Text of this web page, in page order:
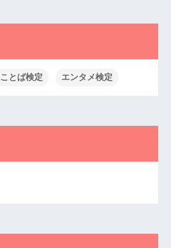
ことば検定 エンタメ検定